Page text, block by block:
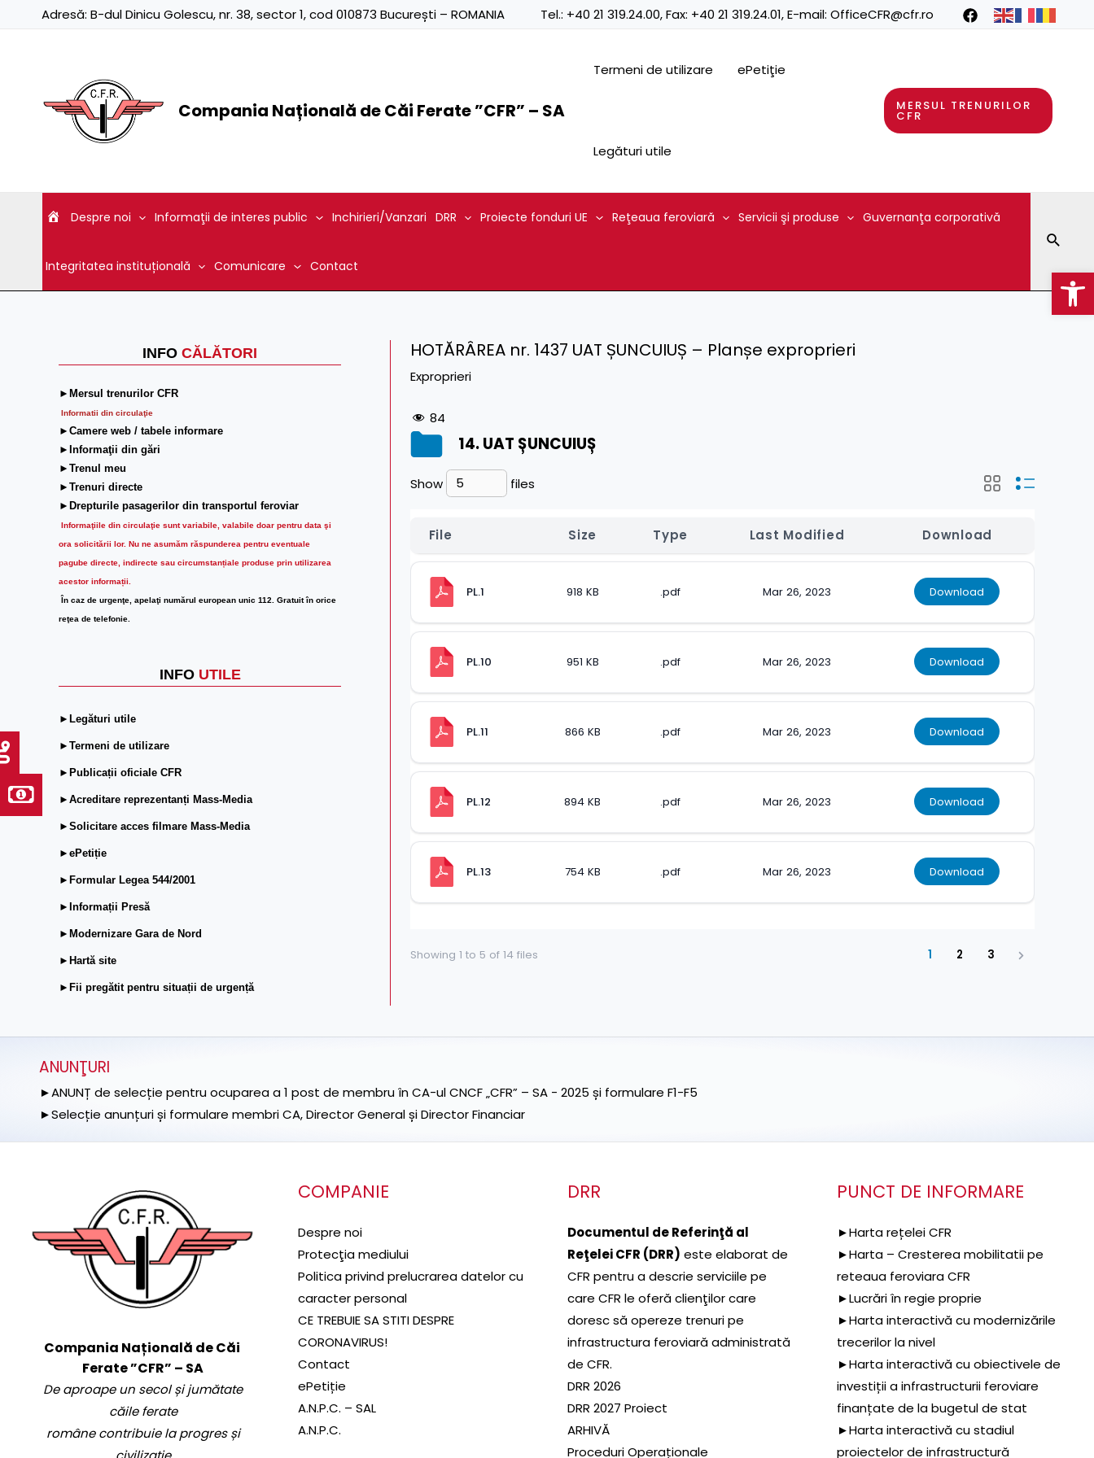
Adresă: B-dul Dinicu Golescu, nr. 38, sector 1, cod 010873 București – ROMANIA Tel.: +40 21 319.24.00, Fax: +40 21 319.24.01, E-mail: OfficeCFR@cfr.ro
Compania Națională de Căi Ferate ”CFR” – SA
Termeni de utilizare ePetiţie
Legături utile
MERSUL TRENURILOR
CFR
Despre noi Informaţii de interes public Inchirieri/Vanzari DRR Proiecte fonduri UE Reţeaua feroviară Servicii şi produse Guvernanţa corporativă
Integritatea instituțională Comunicare Contact
INFO CĂLĂTORI
►Mersul trenurilor CFR
Informatii din circulaţie
►Camere web / tabele informare
►Informaţii din gări
►Trenul meu
►Trenuri directe
►Drepturile pasagerilor din transportul feroviar
Informaţiile din circulaţie sunt variabile, valabile doar pentru data şi
ora solicitării lor. Nu ne asumăm răspunderea pentru eventuale
pagube directe, indirecte sau circumstanțiale produse prin utilizarea
acestor informații.
În caz de urgenţe, apelaţi numărul european unic 112. Gratuit în orice
reţea de telefonie.
INFO UTILE
►Legături utile
►Termeni de utilizare
►Publicații oficiale CFR
►Acreditare reprezentanți Mass-Media
►Solicitare acces filmare Mass-Media
►ePetiție
►Formular Legea 544/2001
►Informații Presă
►Modernizare Gara de Nord
►Hartă site
►Fii pregătit pentru situații de urgență
HOTĂRÂREA nr. 1437 UAT ȘUNCUIUȘ – Planșe exproprieri
Exproprieri
84
14. UAT ȘUNCUIUȘ
Show files
File Size Type Last Modified Download
PL.1 918 KB .pdf Mar 26, 2023 Download
PL.10 951 KB .pdf Mar 26, 2023 Download
PL.11 866 KB .pdf Mar 26, 2023 Download
PL.12 894 KB .pdf Mar 26, 2023 Download
PL.13 754 KB .pdf Mar 26, 2023 Download
Showing 1 to 5 of 14 files 1 2 3
Next
ANUNŢURI
►ANUNȚ de selecție pentru ocuparea a 1 post de membru în CA-ul CNCF „CFR” – SA - 2025 și formulare F1-F5
►Selecție anunțuri și formulare membri CA, Director General și Director Financiar
Compania Națională de Căi
Ferate ”CFR” – SA
De aproape un secol și jumătate
căile ferate
române contribuie la progres și
COMPANIE
Despre noi
Protecţia mediului
Politica privind prelucrarea datelor cu
caracter personal
CE TREBUIE SA STITI DESPRE
CORONAVIRUS!
Contact
ePetiție
A.N.P.C. – SAL
A.N.P.C.
DRR
Documentul de Referinţă al
Reţelei CFR (DRR) este elaborat de
CFR pentru a descrie serviciile pe
care CFR le oferă clienţilor care
doresc să opereze trenuri pe
infrastructura feroviară administrată
de CFR.
DRR 2026
DRR 2027 Proiect
ARHIVĂ
Proceduri Operaționale
PUNCT DE INFORMARE
►Harta rețelei CFR
►Harta – Cresterea mobilitatii pe
reteaua feroviara CFR
►Lucrări în regie proprie
►Harta interactivă cu modernizările
trecerilor la nivel
►Harta interactivă cu obiectivele de
investiții a infrastructurii feroviare
finanțate de la bugetul de stat
►Harta interactivă cu stadiul
proiectelor de infrastructură